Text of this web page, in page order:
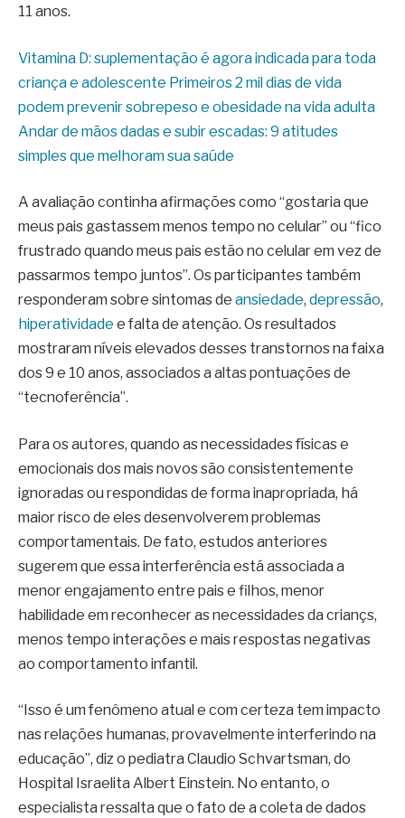
11 anos.
Vitamina D: suplementação é agora indicada para toda
criança e adolescente Primeiros 2 mil dias de vida
podem prevenir sobrepeso e obesidade na vida adulta
Andar de mãos dadas e subir escadas: 9 atitudes
simples que melhoram sua saúde
A avaliação continha afirmações como “gostaria que
meus pais gastassem menos tempo no celular” ou “fico
frustrado quando meus pais estão no celular em vez de
passarmos tempo juntos”. Os participantes também
responderam sobre sintomas de ansiedade, depressão,
hiperatividade e falta de atenção. Os resultados
mostraram níveis elevados desses transtornos na faixa
dos 9 e 10 anos, associados a altas pontuações de
“tecnoferência”.
Para os autores, quando as necessidades físicas e
emocionais dos mais novos são consistentemente
ignoradas ou respondidas de forma inapropriada, há
maior risco de eles desenvolverem problemas
comportamentais. De fato, estudos anteriores
sugerem que essa interferência está associada a
menor engajamento entre pais e filhos, menor
habilidade em reconhecer as necessidades da criançs,
menos tempo interações e mais respostas negativas
ao comportamento infantil.
“Isso é um fenômeno atual e com certeza tem impacto
nas relações humanas, provavelmente interferindo na
educação”, diz o pediatra Claudio Schvartsman, do
Hospital Israelita Albert Einstein. No entanto, o
especialista ressalta que o fato de a coleta de dados